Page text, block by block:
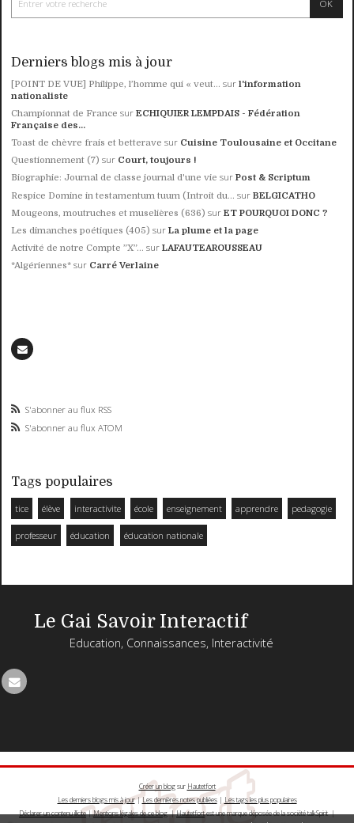
Derniers blogs mis à jour
[POINT DE VUE] Philippe, l’homme qui « veut... surl'information
nationaliste
Championnat de France surECHIQUIER LEMPDAIS - Fédération
Française des...
Toast de chèvre frais et betterave sur Cuisine Toulousaine et Occitane
Questionnement (7) sur Court, toujours !
Biographie: Journal de classe journal d'une vie surPost & Scriptum
Respice Domine in testamentum tuum (Introit du... surBELGICATHO
Mougeons, moutruches et muselières (636) surET POURQUOI DONC ?
Les dimanches poétiques (405) surLa plume et la page
Activité de notre Compte ”X”... surLAFAUTEAROUSSEAU
*Algériennes* sur Carré Verlaine
S'abonner au flux RSS
S'abonner au flux ATOM
Tags populaires
tice élève interactivite école enseignement apprendre pedagogie
professeur éducation éducation nationale
Le Gai Savoir Interactif
Education, Connaissances, Interactivité
Créer un blogsur Hautetfort
Les derniers blogs mis à jour|Les dernières notes publiées| Les tags les plus populaires
Déclarer un contenu illicite|Mentions légales de ce blog|Hautetfortest une marque déposée de la société talkSpirit |